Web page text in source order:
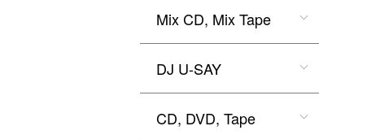
Mix CD, Mix Tape
DJ U-SAY
CD, DVD, Tape